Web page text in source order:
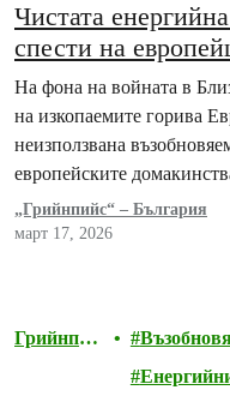
Чистата
спести на
годишно и
България
На фона на войната в
на изкопаемите горива
неизползвана
европейските
„Грийнпийс“ – България
март 17, 2026
Грийнпий